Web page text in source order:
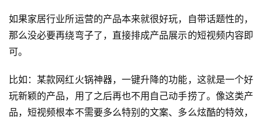
如果家居行业所运营的产品本来就很好玩，自带话题性的，
那么没必要再绕弯子了，直接排成产品展示的短视频内容即
可。
比如：某款网红火锅神器，一键升降的功能，这就是一个好
玩新颖的产品，用了之后再也不用自己动手捞了。像这类产
品，短视频根本不需要多么特别的文案、多么炫酷的特效，